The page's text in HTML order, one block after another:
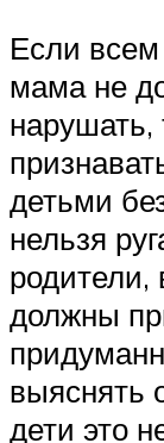
Если
мама не
нарушать,
детьми
нельзя
должны
выяснять
дети это